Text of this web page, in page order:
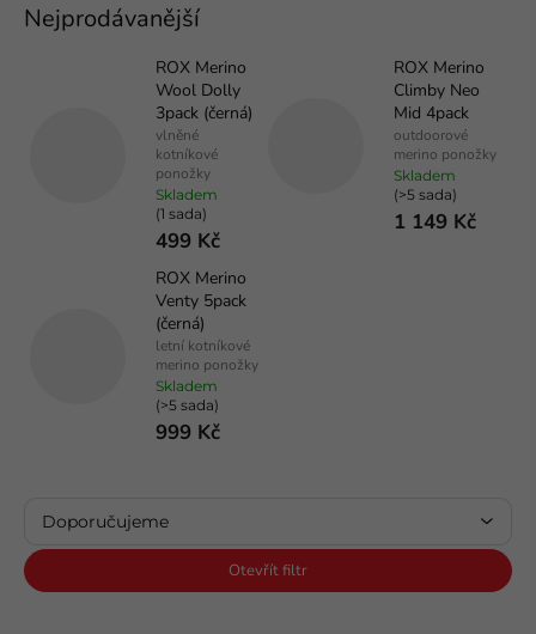
Nejprodávanější
ROX Merino
Wool Dolly
3pack (černá)
vlněné
kotníkové
ponožky
Skladem
(1 sada)
499 Kč
ROX Merino
Climby Neo
Mid 4pack
outdoorové
merino ponožky
Skladem
(>5 sada)
1 149 Kč
ROX Merino
Venty 5pack
(černá)
letní kotníkové
merino ponožky
Skladem
(>5 sada)
999 Kč
z
e
n
Doporučujeme
Otevřít filtr